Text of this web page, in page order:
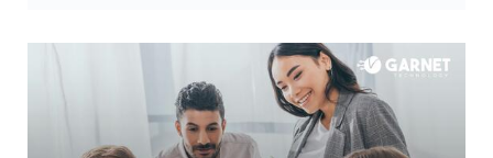
línea de productos detecnología inalámbrica.
Este nuevo dispositivo ofrece una forma eficiente
y económica de ampliar el área de cobertura de
sistemas de seguridad, sin la necesidad de
incorporar teclados adicionales.